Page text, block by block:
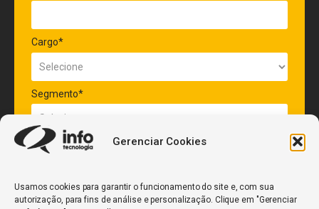
Gerenciar Cookies
Usamos cookies para garantir o funcionamento do site e, com sua
autorização, para fins de análise e personalização. Clique em "Gerenciar
Cargo*
Segmento*
Quantidade de veículos da frota*